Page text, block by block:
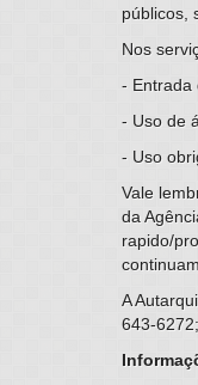
públicos,
Nos
- Entrada
- Uso de
- Uso
Vale
da
rapido/
A
643-